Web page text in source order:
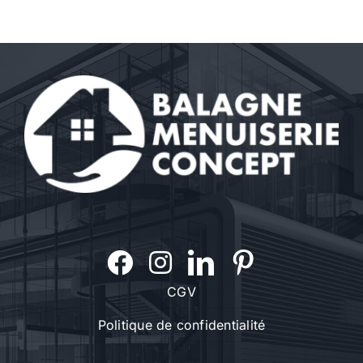
CGV
Politique de confidentialité